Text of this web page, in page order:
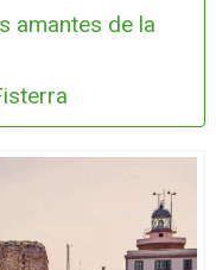
amantes de la